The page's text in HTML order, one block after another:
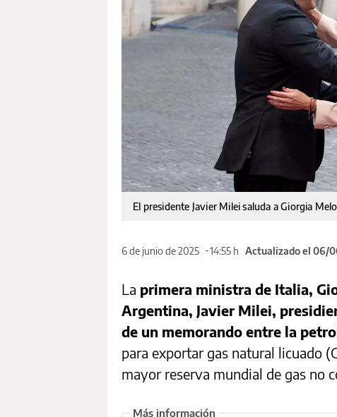
El presidente Javier Milei saluda a Giorgia
6 de junio de 2025 14:55 h Actualizado el 06/
La primera ministra de Italia,
Argentina, Javier Milei,
de un memorando entre la
para exportar gas natural licuado
mayor reserva mundial de gas no